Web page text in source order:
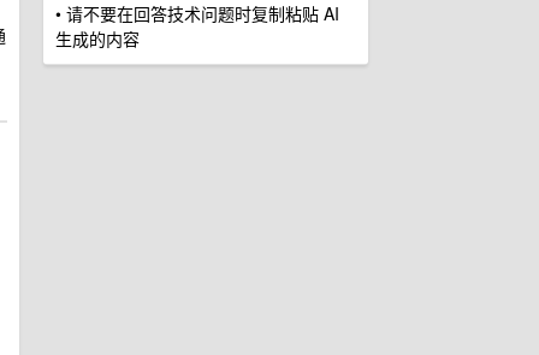
• 请不要在回答技术问题时复制粘贴 AI
生成的内容